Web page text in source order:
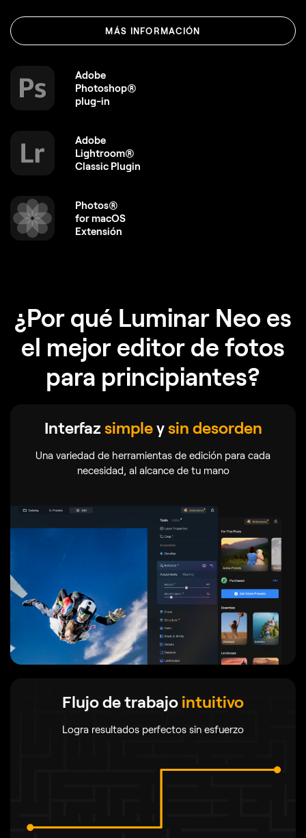
MÁS INFORMACIÓN
Adobe
Photoshop®
plug-in
Adobe
Lightroom®
Classic Plugin
Photos®
for macOS
Extensión
¿Por qué Luminar Neo es
el mejor editor de fotos
para principiantes?
Interfazsimpleysin desorden
Una variedad de herramientas de edición para cada
necesidad, al alcance de tu mano
Flujo de trabajo intuitivo
Logra resultados perfectos sin esfuerzo